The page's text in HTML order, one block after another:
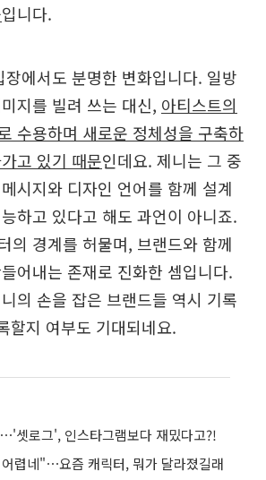
입니다.
에서도 분명한 변화입니다. 일방
지를 빌려 쓰는 대신, 아티스트의
수용하며 새로운 정체성을 구축하
고 있기 때문인데요. 제니는 그 중
시지와 디자인 언어를 함께 설계
하고 있다고 해도 과언이 아니죠.
의 경계를 허물며, 브랜드와 함께
어내는 존재로 진화한 셈입니다.
의 손을 잡은 브랜드들 역시 기록
할지 여부도 기대되네요.
셋로그', 인스타그램보다 재밌다고?!
렵네"⋯요즘 캐릭터, 뭐가 달라졌길래